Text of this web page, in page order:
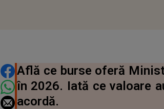
DISTRIBUIE ARTICOLUL
Află ce burse oferă
în 2026. Iată ce valoare
acordă.